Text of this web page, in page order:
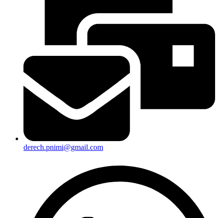
derech.pnimi@gmail.com